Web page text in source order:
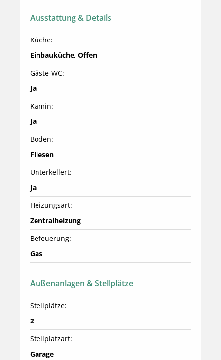
Ausstattung & Details
Küche:
Einbauküche, Offen
Gäste-WC:
Ja
Kamin:
Ja
Boden:
Fliesen
Unterkellert:
Ja
Heizungsart:
Zentralheizung
Befeuerung:
Gas
Außenanlagen & Stellplätze
Stellplätze:
2
Stellplatzart:
Garage